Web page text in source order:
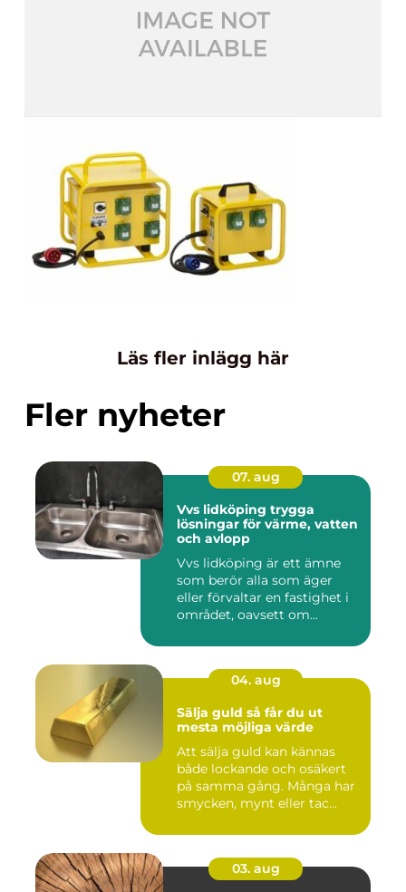
Läs fler inlägg här
Fler nyheter
07. aug
Vvs lidköping trygga
lösningar för värme, vatten
och avlopp
Vvs lidköping är ett ämne
som berör alla som äger
eller förvaltar en fastighet i
området, oavsett om...
04. aug
Sälja guld så får du ut
mesta möjliga värde
Att sälja guld kan kännas
både lockande och osäkert
på samma gång. Många har
smycken, mynt eller tac...
03. aug